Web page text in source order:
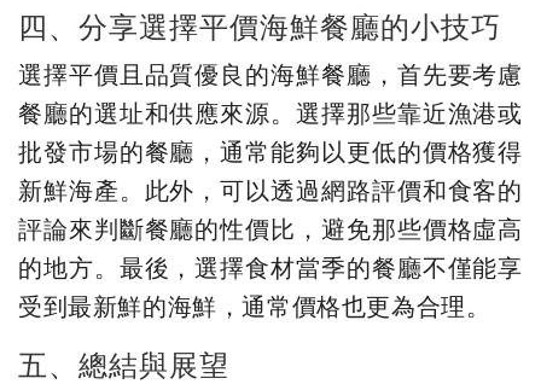
四、分享選擇平價海鮮餐廳的小技巧
選擇平價且品質優良的海鮮餐廳，首先要考慮
餐廳的選址和供應來源。選擇那些靠近漁港或
批發市場的餐廳，通常能夠以更低的價格獲得
新鮮海產。此外，可以透過網路評價和食客的
評論來判斷餐廳的性價比，避免那些價格虛高
的地方。最後，選擇食材當季的餐廳不僅能享
受到最新鮮的海鮮，通常價格也更為合理。
五、總結與展望